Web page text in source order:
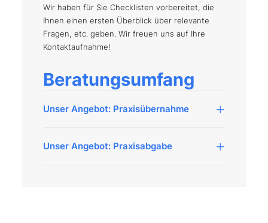
Wir haben für Sie Checklisten vorbereitet, die
Ihnen einen ersten Überblick über relevante
Fragen, etc. geben. Wir freuen uns auf Ihre
Kontaktaufnahme!
Beratungsumfang
Unser Angebot: Praxisübernahme
Unser Angebot: Praxisabgabe